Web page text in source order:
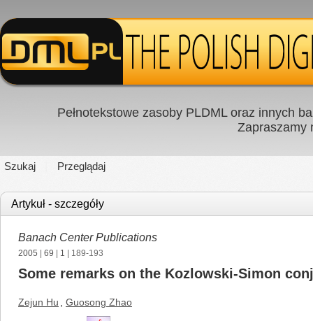
Pełnotekstowe zasoby PLDML oraz innych
Zapraszamy
Szukaj Przeglądaj
Artykuł - szczegóły
Banach Center Publications
2005 69 1 | 189-193
Some remarks on the Kozlowski-Simon
Zejun Hu Guosong Zhao